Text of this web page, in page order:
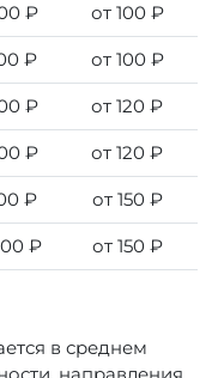
₽ от 100 ₽
₽ от 100 ₽
₽ от 120 ₽
₽ от 120 ₽
₽ от 150 ₽
₽ от 150 ₽
в среднем